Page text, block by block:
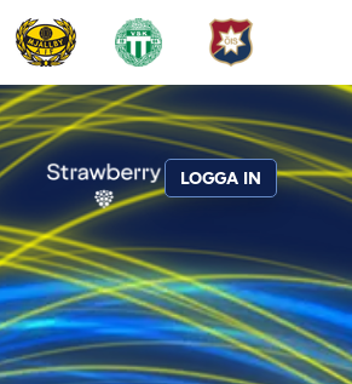
LOGGA IN